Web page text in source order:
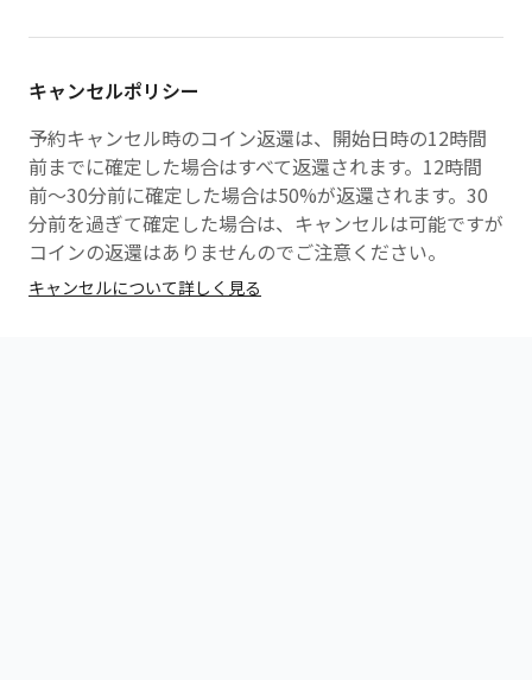
キャンセルポリシー
予約キャンセル時のコイン返還は、開始日時の12時間
前までに確定した場合はすべて返還されます。12時間
前〜30分前に確定した場合は50%が返還されます。30
分前を過ぎて確定した場合は、キャンセルは可能ですが
コインの返還はありませんのでご注意ください。
キャンセルについて詳しく見る